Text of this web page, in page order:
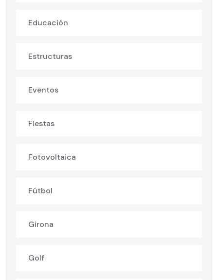
Educación
Estructuras
Eventos
Fiestas
Fotovoltaica
Fútbol
Girona
Golf